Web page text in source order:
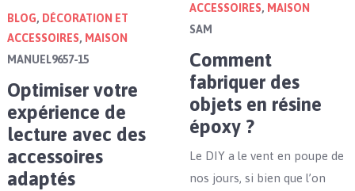
BLOG, DÉCORATION ET
ACCESSOIRES, MAISON
MANUEL9657-15
Optimiser votre
expérience de
lecture avec des
accessoires
adaptés
ACCESSOIRES, MAISON
SAM
Comment
fabriquer des
objets en résine
époxy ?
Le DIY a le vent en poupe de
nos jours, si bien que l’on